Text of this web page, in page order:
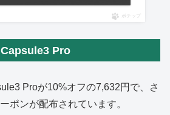
ポチップ
Pro
Proが10%オフの7,632円で、さ
ポンが配布されています。